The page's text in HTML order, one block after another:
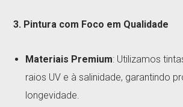
3. Pintura com Foco em Qualidade
Materiais Premium: Utilizamos
raios UV e à salinidade, garantindo
longevidade.